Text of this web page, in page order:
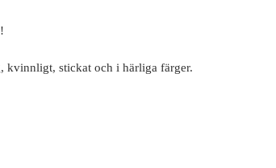
kvinnligt, stickat och i härliga färger.